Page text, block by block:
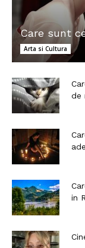
Care sunt
Arta si Cultura
de
in